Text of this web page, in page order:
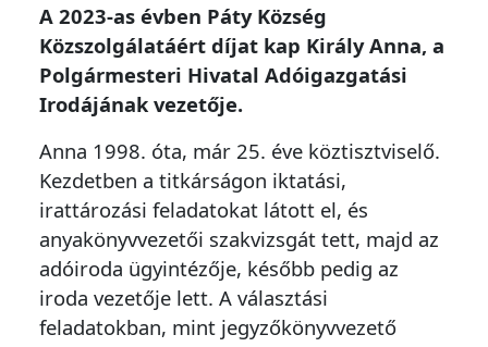
A 2023-as évben Páty Község
Közszolgálatáért díjat kap Király Anna, a
Polgármesteri Hivatal Adóigazgatási
Irodájának vezetője.
Anna 1998. óta, már 25. éve köztisztviselő.
Kezdetben a titkárságon iktatási,
irattározási feladatokat látott el, és
anyakönyvvezetői szakvizsgát tett, majd az
adóiroda ügyintézője, később pedig az
iroda vezetője lett. A választási
feladatokban, mint jegyzőkönyvvezető